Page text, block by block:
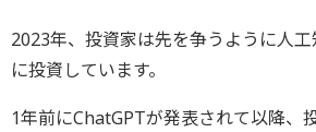
2023年、投資家は先を争うように人
に投資しています。
1年前にChatGPTが発表されて以降、